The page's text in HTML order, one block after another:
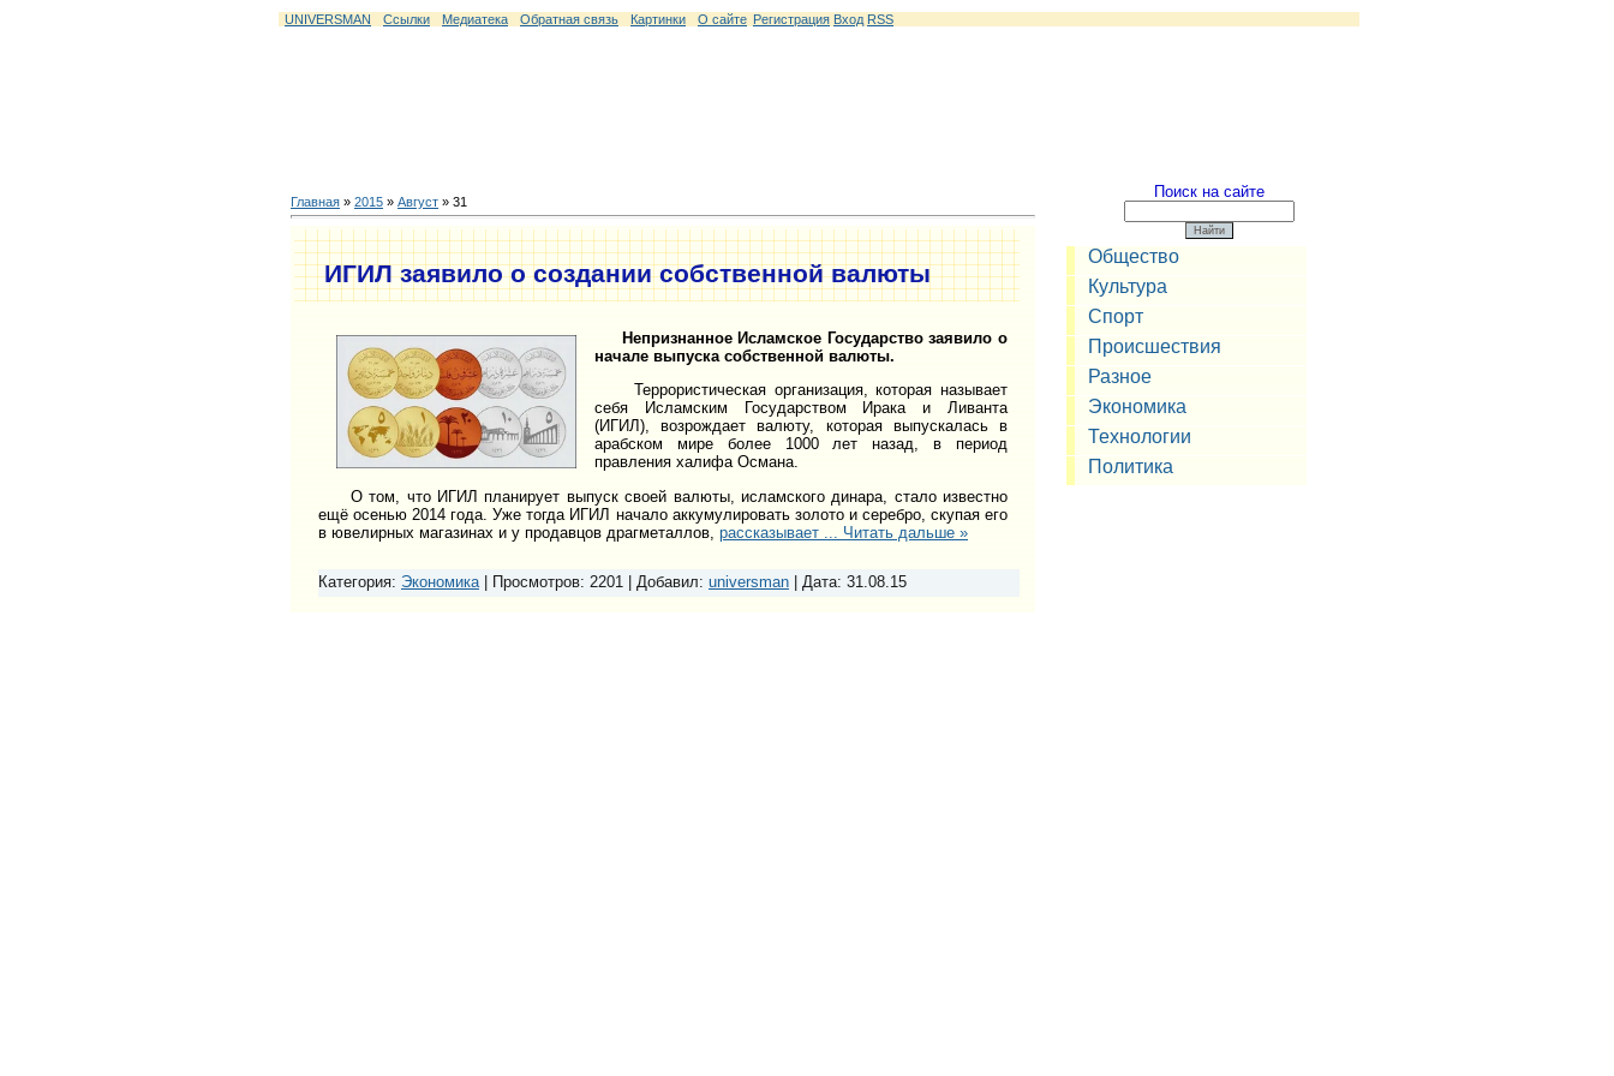
UNIVERSMAN Ссылки Медиатека Обратная связь Картинки О сайте Регистрация Вход RSS
Главная » 2015 » Август » 31
ИГИЛ заявило о создании собственной валюты
Непризнанное Исламское Государство заявило о
начале выпуска собственной валюты.
Террористическая организация, которая называет
себя Исламским Государством Ирака и Ливанта
(ИГИЛ), возрождает валюту, которая выпускалась в
арабском мире более 1000 лет назад, в период
правления халифа Османа.
О том, что ИГИЛ планирует выпуск своей валюты, исламского динара, стало известно
ещё осенью 2014 года. Уже тогда ИГИЛ начало аккумулировать золото и серебро, скупая его
в ювелирных магазинах и у продавцов драгметаллов, рассказывает Читать дальше »
Категория: Экономика Просмотров: 2201 Добавил: universman Дата: 31.08.15
Поиск на сайте
Общество
Культура
Спорт
Происшествия
Разное
Экономика
Технологии
Политика